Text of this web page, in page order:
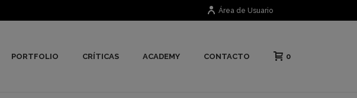
Área de Usuario
PORTFOLIO CRÍTICAS ACADEMY CONTACTO 0